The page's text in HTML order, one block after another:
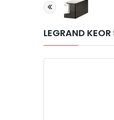
LEGRAND